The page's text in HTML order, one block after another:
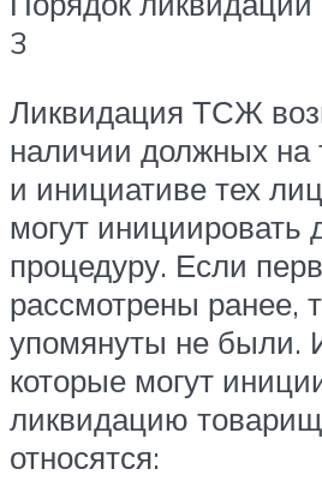
3
Ликвидация ТСЖ
наличии должных на
и инициативе тех
могут инициировать
процедуру. Если
рассмотрены ранее,
упомянуты не были.
которые могут
ликвидацию
относятся: